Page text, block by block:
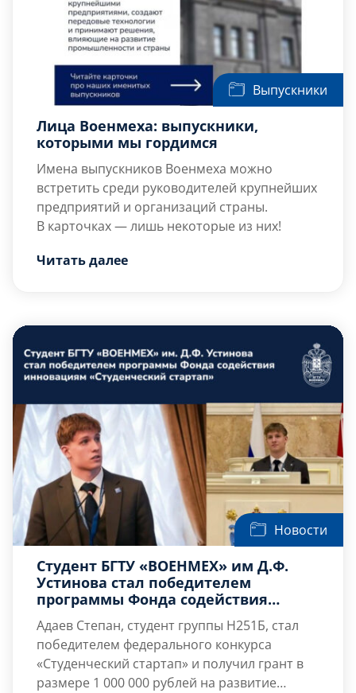
2008 г.) и II степени (декабрь 2008 г., посмертно);
умер 10 декабря 2008 г.
Выпускники
Лица Военмеха: выпускники,
которыми мы гордимся
Имена выпускников Военмеха можно
встретить среди руководителей крупнейших
предприятий и организаций страны.
В карточках — лишь некоторые из них!
Читать далее
Новости
Студент БГТУ «ВОЕНМЕХ» им Д.Ф.
Устинова стал победителем
программы Фонда содействия
инновациям «Студенческий
стартап»
Адаев Степан, студент группы Н251Б, стал
победителем федерального конкурса
«Студенческий стартап» и получил грант в
размере 1 000 000 рублей на развитие